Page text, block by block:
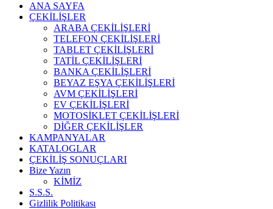
ANA SAYFA
ÇEKİLİŞLER
ARABA ÇEKİLİŞLERİ
TELEFON ÇEKİLİŞLERİ
TABLET ÇEKİLİŞLERİ
TATİL ÇEKİLİŞLERİ
BANKA ÇEKİLİŞLERİ
BEYAZ EŞYA ÇEKİLİŞLERİ
AVM ÇEKİLİŞLERİ
EV ÇEKİLİŞLERİ
MOTOSİKLET ÇEKİLİŞLERİ
DİĞER ÇEKİLİŞLER
KAMPANYALAR
KATALOGLAR
ÇEKİLİŞ SONUÇLARI
Bize Yazın
KİMİZ
S.S.S.
Gizlilik Politikası